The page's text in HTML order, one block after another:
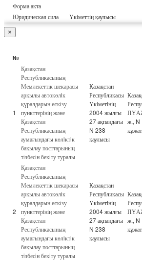
Форма акта
Юридическая сила
Үкіметтің қаулысы
×
№
1
Қазақстан
Республикасының
Мемлекеттік шекарасы
арқылы автокөлiк
құралдарын өткiзу
пункттерінің және
Қазақстан
Республикасының
аумағындағы көлiктiк
бақылау посттарының
тiзбесiн бекiту туралы
Қазақстан
Республикасы
Үкіметінің
2004 жылғы
27 ақпандағы
N 238
қаулысы
ж., N
құжат
2
Қазақстан
Республикасының
Мемлекеттік шекарасы
арқылы автокөлiк
құралдарын өткiзу
пункттерінің және
Қазақстан
Республикасының
аумағындағы көлiктiк
бақылау посттарының
тiзбесiн бекiту туралы
Қазақстан
Республикасы
Үкіметінің
2004 жылғы
27 ақпандағы
N 238
қаулысы
ж., N
құжат